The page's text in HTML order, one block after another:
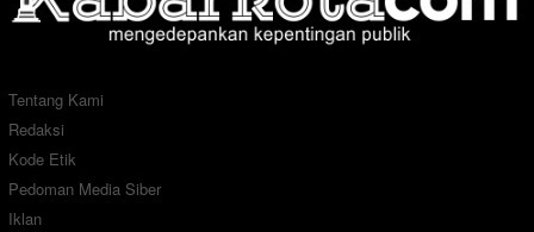
Tentang Kami
Redaksi
Kode Etik
Pedoman Media Siber
Iklan